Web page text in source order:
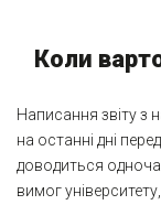
Коли
Написання звіту з
на останні дні
доводиться
вимог